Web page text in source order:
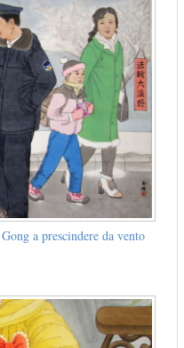
a prescindere da vento